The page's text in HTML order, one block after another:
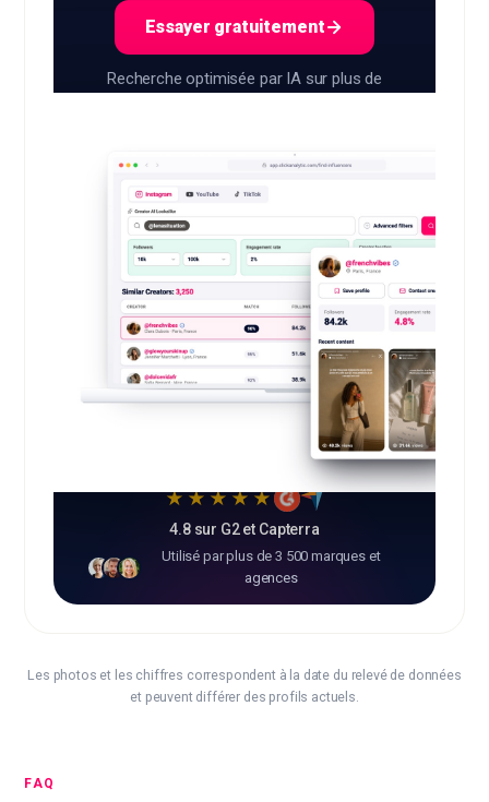
Essayer gratuitement
Recherche optimisée par IA sur plus de
★★★★★
4.8 sur G2 et Capterra
Utilisé par plus de 3 500 marques et
agences
Les photos et les chiffres correspondent à la date du relevé de données
et peuvent différer des profils actuels.
FAQ